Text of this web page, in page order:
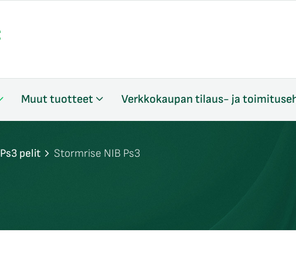
Muut tuotteet Verkkokaupan tilaus- ja
Ps3 pelit Stormrise NIB Ps3